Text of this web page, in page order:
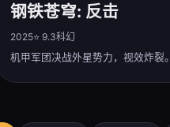
钢铁苍穹: 反击
2025⭐ 9.3科幻
机甲军团决战外星势力，视效炸裂。